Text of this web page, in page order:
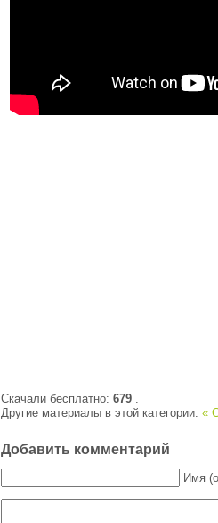
Скачали бесплатно: 679.
Другие материалы в этой категории: «
Добавить комментарий
Имя